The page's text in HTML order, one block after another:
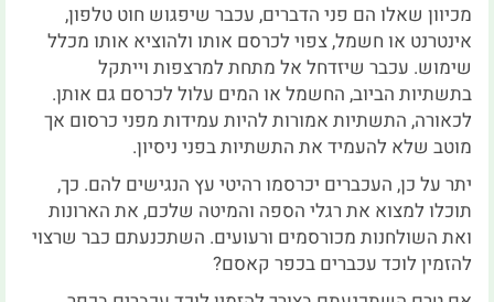
מכיוון שאלו הם פני הדברים, עכבר שיפגוש חוט טלפון,
אינטרנט או חשמל, צפוי לכרסם אותו ולהוציא אותו מכלל
שימוש. עכבר שיזדחל אל מתחת למרצפות וייתקל
בתשתיות הביוב, החשמל או המים עלול לכרסם גם אותן.
לכאורה, התשתיות אמורות להיות עמידות מפני כרסום אך
מוטב שלא להעמיד את התשתיות בפני ניסיון.
יתר על כן, העכברים יכרסמו רהיטי עץ הנגישים להם. כך,
תוכלו למצוא את רגלי הספה והמיטה שלכם, את הארונות
ואת השולחנות מכורסמים ורעועים. השתכנעתם כבר שרצוי
להזמין לוכד עכברים בכפר קאסם?